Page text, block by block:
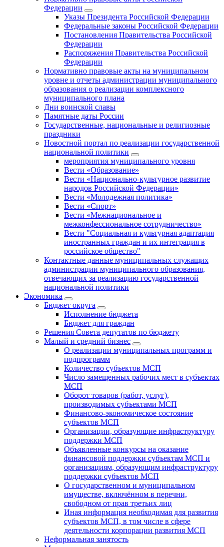
Федерации
Указы Президента Российской Федерации
Федеральные законы Российской Федерации
Постановления Правительства Российской
Федерации
Распоряжения Правительства Российской
Федерации
Нормативно правовые акты на муниципальном
уровне и отчеты администрации муниципального
образования о реализации комплексного
муниципального плана
Дни воинской славы
Памятные даты России
Государственные, национальные и религиозные
праздники
Новостной портал по реализации государственной
национальной политики
мероприятия муниципального уровня
Вести «Образование»
Вести «Национально-культурное развитие
народов Российской Федерации»
Вести «Молодежная политика»
Вести «Спорт»
Вести «Межнациональное и
межконфессиональное сотрудничество»
Вести "Социальная и культурная адаптация
иностранных граждан и их интеграция в
российское общество"
Контактные данные муниципальных служащих
администрации муниципального образования,
отвечающих за реализацию государственной
национальной политики
Экономика
Бюджет округa
Исполнение бюджета
Бюджет для граждан
Решения Совета депутатов по бюджету
Малый и средний бизнес
О реализации муниципальных программ и
подпрограмм
Количество субъектов МСП
Число замещенных рабочих мест в субъектах
МСП
Оборот товаров (работ, услуг),
производимых субъектами МСП
Финансово-экономическое состояние
субъектов МСП
Организации, образующие инфраструктуру
поддержки МСП
Объявленные конкурсы на оказание
финансовой поддержки субъектам МСП и
организациям, образующим инфраструктуру
поддержки субъектов МСП
О государственном и муниципальном
имуществе, включённом в перечни,
свободном от прав третьих лиц
Иная информация необходимая для развития
субъектов МСП, в том числе в сфере
деятельности корпорации развития МСП
Неформальная занятость